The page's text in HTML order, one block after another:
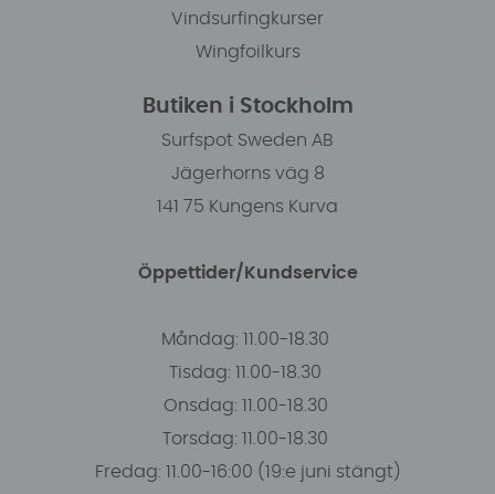
Vindsurfingkurser
Wingfoilkurs
Butiken i Stockholm
Surfspot Sweden AB
Jägerhorns väg 8
141 75 Kungens Kurva
Öppettider/Kundservice
Måndag: 11.00-18.30
Tisdag: 11.00-18.30
Onsdag: 11.00-18.30
Torsdag: 11.00-18.30
Fredag: 11.00-16:00 (19:e juni stängt)